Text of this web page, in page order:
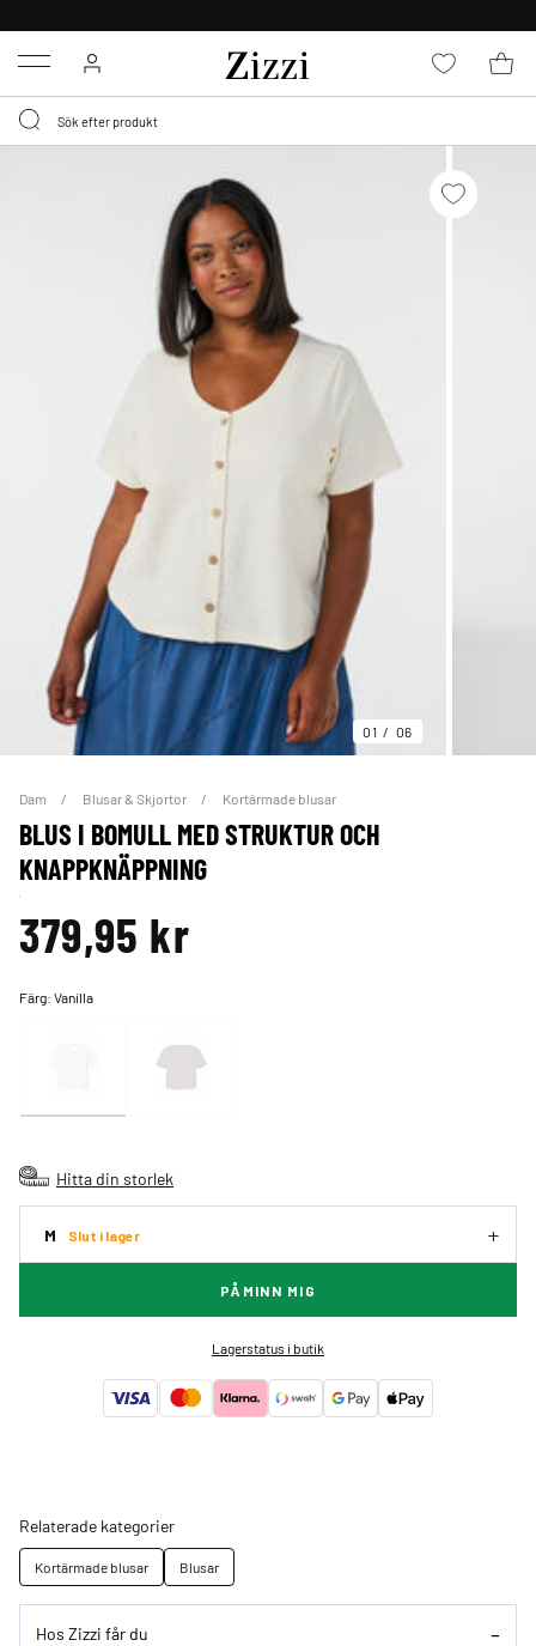
Menu
01 06
Dam Blusar & Skjortor Kortärmade blusar
BLUS I BOMULL MED STRUKTUR OCH
KNAPPKNÄPPNING
379,95 kr
Färg:Vanilla
Hitta din storlek
M Slut i lager
PÅMINN MIG
Lagerstatus i butik
Relaterade kategorier
Kortärmade blusar Blusar
Hos Zizzi får du